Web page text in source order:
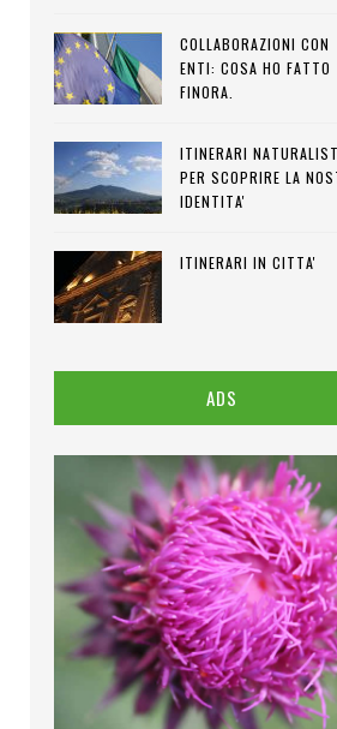
COLLABORAZIONI CON
ENTI: COSA HO FATTO
FINORA.
ITINERARI
PER SCOPRIRE LA
IDENTITA'
ITINERARI IN CITTA'
ADS